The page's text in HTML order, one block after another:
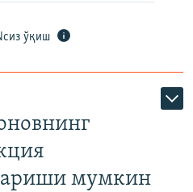
ўқиш
мумкин